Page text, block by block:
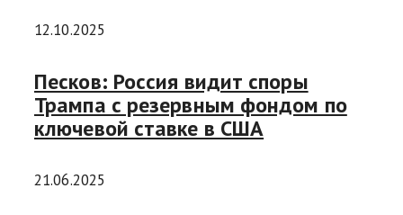
12.10.2025
Песков: Россия видит споры
Трампа с резервным фондом по
ключевой ставке в США
21.06.2025